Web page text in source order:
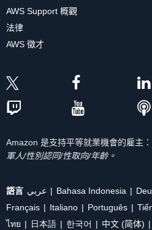
AWS Support 概觀
法律
AWS 徵才
Amazon 是支持平等就業機會的雇主：
軍人/性別認同/性取向/年齡。
語言 عربي Bahasa Indonesia
Français
Italiano Português
ไทย
日本語 한국어 中文 (简体)